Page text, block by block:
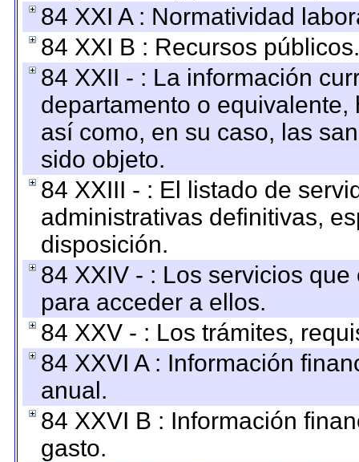
84 XXI A : Normatividad
84 XXI B : Recursos públicos.
84 XXII - : La información
departamento o
así como, en su caso, las
sido objeto.
84 XXIII - : El listado de
administrativas definitivas,
disposición.
84 XXIV - : Los servicios
para acceder a ellos.
84 XXV - : Los trámites,
84 XXVI A : Información
anual.
84 XXVI B : Información
gasto.